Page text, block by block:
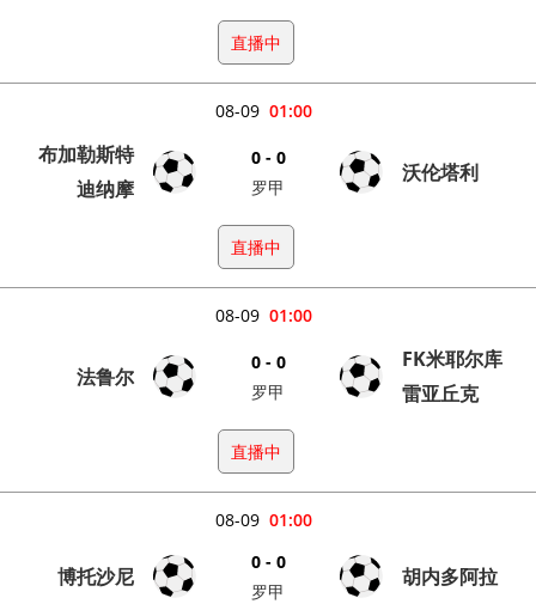
直播中
01:00
08-09
布加勒斯特
迪纳摩
0 - 0
罗甲
沃伦塔利
直播中
01:00
08-09
法鲁尔
0 - 0
罗甲
FK米耶尔库
雷亚丘克
直播中
01:00
08-09
博托沙尼
0 - 0
罗甲
胡内多阿拉